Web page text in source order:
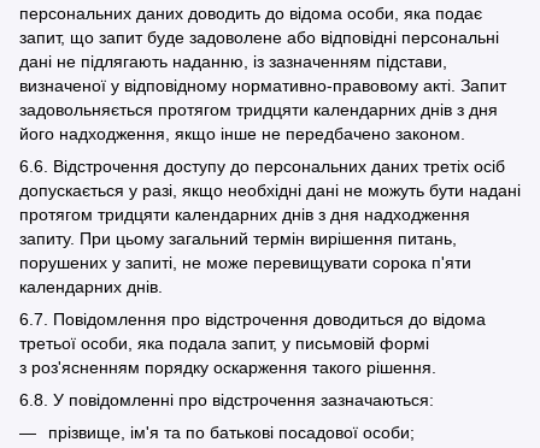
персональних даних доводить до відома особи, яка подає
запит, що запит буде задоволене або відповідні персональні
дані не підлягають наданню, із зазначенням підстави,
визначеної у відповідному нормативно-правовому акті. Запит
задовольняється протягом тридцяти календарних днів з дня
його надходження, якщо інше не передбачено законом.
6.6. Відстрочення доступу до персональних даних третіх осіб
допускається у разі, якщо необхідні дані не можуть бути надані
протягом тридцяти календарних днів з дня надходження
запиту. При цьому загальний термін вирішення питань,
порушених у запиті, не може перевищувати сорока п'яти
календарних днів.
6.7. Повідомлення про відстрочення доводиться до відома
третьої особи, яка подала запит, у письмовій формі
з роз'ясненням порядку оскарження такого рішення.
6.8. У повідомленні про відстрочення зазначаються:
прізвище, ім'я та по батькові посадової особи;